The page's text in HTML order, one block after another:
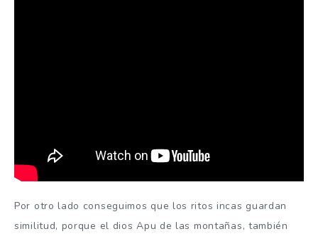
Por otro lado conseguimos que los ritos incas guardan
similitud, porque el dios Apu de las montañas, también